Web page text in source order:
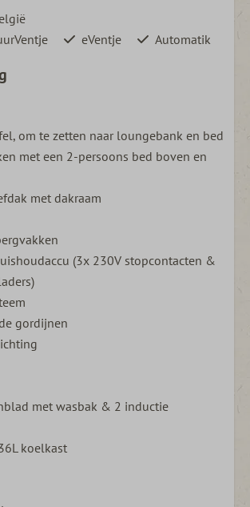
eVentje Automatik
om te zetten naar loungebank en bed
met een 2-persoons bed boven en
met dakraam
(3x 230V stopcontacten &
gordijnen
met wasbak & 2 inductie
koelkast